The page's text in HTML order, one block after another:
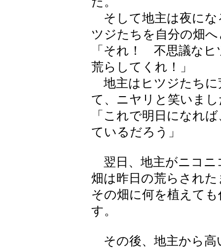
そして地主は夜にな
ツジたちを自分の畑
「それ！ 不思議な
荒らしてくれ！」
地主はヒツジたちに
て、ニヤリと笑いま
「これで明日になれ
ているだろう」
翌日、地主がニコニ
畑は昨日の荒らされ
その畑に何を植えて
す。
その後、地主から高